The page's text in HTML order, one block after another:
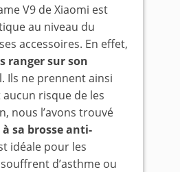
V9 de Xiaomi est
au niveau du
accessoires. En effet,
ranger sur son
l. Ils ne prennent ainsi
aucun risque de les
nous l’avons trouvé
à sa brosse anti-
idéale pour les
d’asthme ou